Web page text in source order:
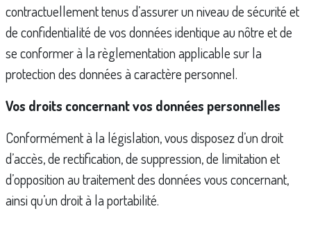
contractuellement tenus d’assurer un niveau de sécurité et
de confidentialité de vos données identique au nôtre et de
se conformer à la règlementation applicable sur la
protection des données à caractère personnel.
Vos droits concernant vos données personnelles
Conformément à la législation, vous disposez d’un droit
d’accès, de rectification, de suppression, de limitation et
d’opposition au traitement des données vous concernant,
ainsi qu’un droit à la portabilité.